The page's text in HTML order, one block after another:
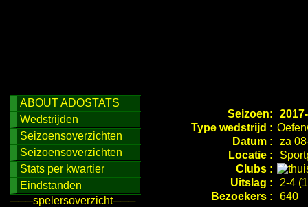
ABOUT ADOSTATS
Wedstrijden
Seizoensoverzichten
Seizoensoverzichten
Stats per kwartier
Eindstanden
───spelersoverzicht───
Seizoen:
Type wedstrijd :
Datum :
za
Locatie :
Clubs :
Uitslag :
2-4
Bezoekers :
640